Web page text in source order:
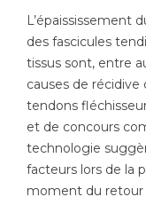
L’épaississement
des fascicules
tissus sont, entre
causes de récidive
tendons
et de concours
technologie
facteurs lors de la
moment du retour